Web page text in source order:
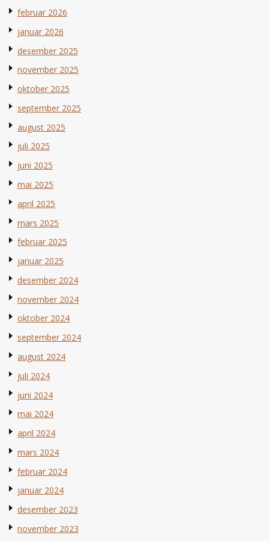
februar 2026
januar 2026
desember 2025
november 2025
oktober 2025
september 2025
august 2025
juli 2025
juni 2025
mai 2025
april 2025
mars 2025
februar 2025
januar 2025
desember 2024
november 2024
oktober 2024
september 2024
august 2024
juli 2024
juni 2024
mai 2024
april 2024
mars 2024
februar 2024
januar 2024
desember 2023
november 2023